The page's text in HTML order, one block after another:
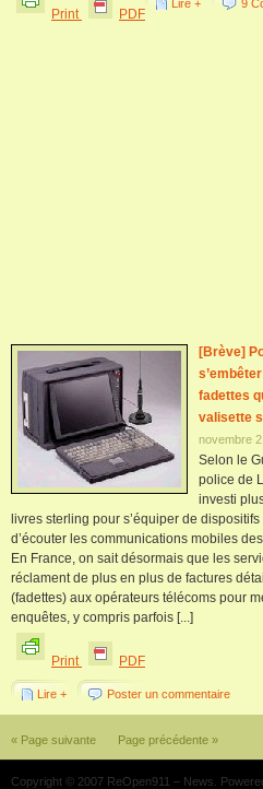
Print PDF
Lire + 9
[Brève]
fadettes
valisette
novembre
Selon le
police de
investi
livres sterling pour s’équiper de
d’écouter les communications mobiles
En France, on sait désormais que les
réclament de plus en plus de factures
(fadettes) aux opérateurs télécoms pour
enquêtes, y compris parfois [...]
Print PDF
Lire + Poster un commentaire
« Page suivante Page précédente »
Copyright © 2007 ReOpen911 – News.